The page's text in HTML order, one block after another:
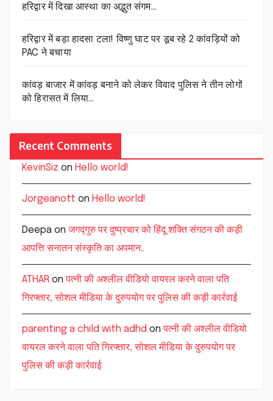
हरिद्वार में दिखा आस्था का अद्भुत संगम…
हरिद्वार में बड़ा हादसा टला! विष्णु घाट पर डूब रहे 2 कांवड़ियों को
PAC ने बचाया
कांवड़ बाजार में कांवड़ बनाने को लेकर विवाद पुलिस ने तीन लोगों
को हिरासत में लिया…
Recent Comments
KevinSiz on Hello world!
Jorgeanott on Hello world!
Deepa onजगद्गुरु पर दुष्प्रचार को हिंदू शक्ति संगठन की कड़ी
आपत्ति सनातन संस्कृति का अपमान..
ATHAR onपत्नी की अश्लील वीडियो वायरल करने वाला पति
गिरफ्तार, सोशल मीडिया के दुरुपयोग पर पुलिस की कड़ी कार्रवाई
parenting a child with adhd onपत्नी की अश्लील वीडियो
वायरल करने वाला पति गिरफ्तार, सोशल मीडिया के दुरुपयोग पर
पुलिस की कड़ी कार्रवाई